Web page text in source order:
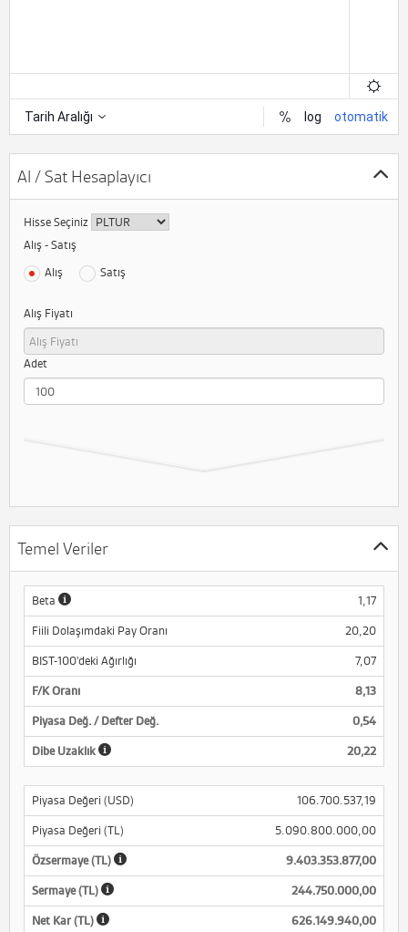
Al / Sat Hesaplayıcı
Hisse Seçiniz
Alış - Satış
Alış
Satış
Alış Fiyatı
Adet
Temel Veriler
Beta 1,17
Fiili Dolaşımdaki Pay Oranı 20,20
BIST-100'deki Ağırlığı 7,07
F/K Oranı 8,13
Piyasa Değ. / Defter Değ. 0,54
Dibe Uzaklık 20,22
Piyasa Değeri (USD) 106.700.537,19
Piyasa Değeri (TL) 5.090.800.000,00
Özsermaye (TL) 9.403.353.877,00
Sermaye (TL) 244.750.000,00
Net Kar (TL) 626.149.940,00